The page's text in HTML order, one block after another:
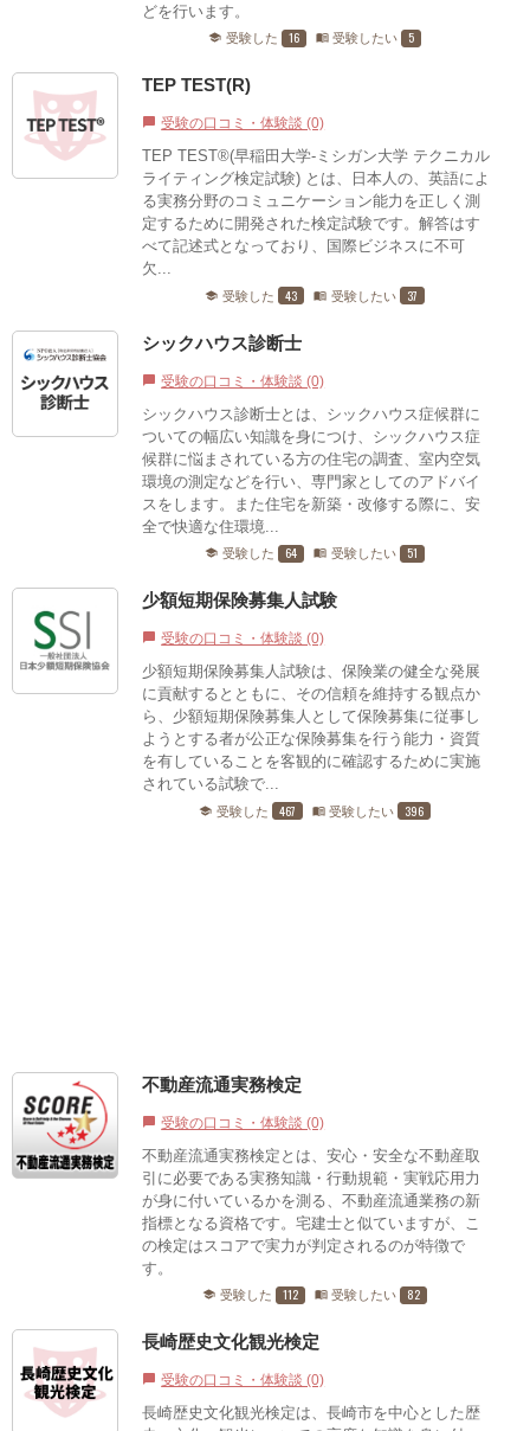
どを行います。
school 受験した 16 menu_book 受験したい 5
TEP TEST(R)
chat_bubble 受験の口コミ・体験談 (0)
TEP TEST®(早稲田大学-ミシガン大学 テクニカル
ライティング検定試験) とは、日本人の、英語によ
る実務分野のコミュニケーション能力を正しく測
定するために開発された検定試験です。解答はす
べて記述式となっており、国際ビジネスに不可
欠...
school 受験した 43 menu_book 受験したい 37
シックハウス診断士
chat_bubble 受験の口コミ・体験談 (0)
シックハウス診断士とは、シックハウス症候群に
ついての幅広い知識を身につけ、シックハウス症
候群に悩まされている方の住宅の調査、室内空気
環境の測定などを行い、専門家としてのアドバイ
スをします。また住宅を新築・改修する際に、安
全で快適な住環境...
school 受験した 64 menu_book 受験したい 51
少額短期保険募集人試験
chat_bubble 受験の口コミ・体験談 (0)
少額短期保険募集人試験は、保険業の健全な発展
に貢献するとともに、その信頼を維持する観点か
ら、少額短期保険募集人として保険募集に従事し
ようとする者が公正な保険募集を行う能力・資質
を有していることを客観的に確認するために実施
されている試験で...
school 受験した 467 menu_book 受験したい 396
不動産流通実務検定
chat_bubble 受験の口コミ・体験談 (0)
不動産流通実務検定とは、安心・安全な不動産取
引に必要である実務知識・行動規範・実戦応用力
が身に付いているかを測る、不動産流通業務の新
指標となる資格です。宅建士と似ていますが、こ
の検定はスコアで実力が判定されるのが特徴で
す。
school 受験した 112 menu_book 受験したい 82
長崎歴史文化観光検定
chat_bubble 受験の口コミ・体験談 (0)
長崎歴史文化観光検定は、長崎市を中心とした歴